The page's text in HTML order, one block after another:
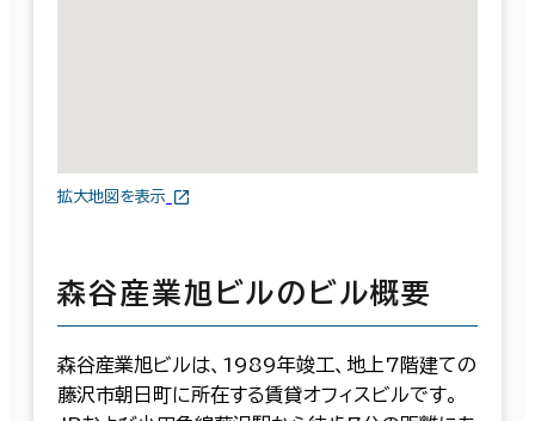
拡大地図を表示
森谷産業旭ビルのビル概要
森谷産業旭ビルは、1989年竣工、地上7階建ての
藤沢市朝日町に所在する賃貸オフィスビルです。